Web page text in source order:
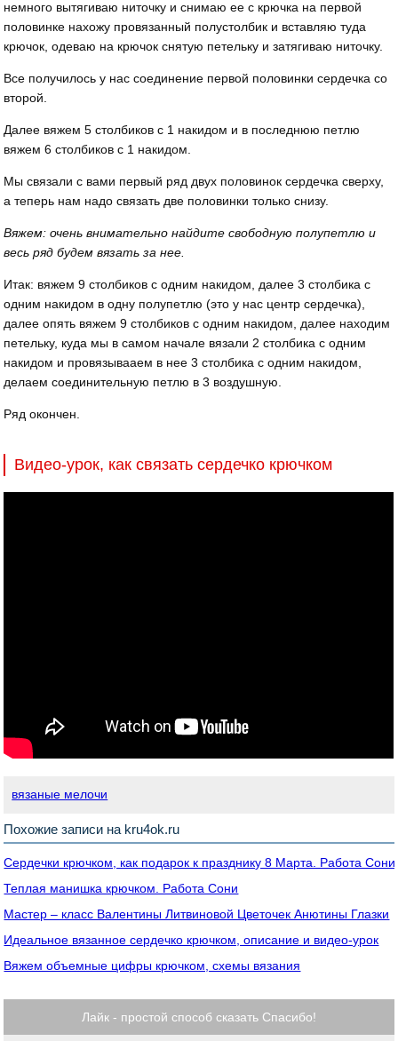
немного вытягиваю ниточку и снимаю ее с крючка на первой
половинке нахожу провязанный полустолбик и вставляю туда
крючок, одеваю на крючок снятую петельку и затягиваю ниточку.
Все получилось у нас соединение первой половинки сердечка со
второй.
Далее вяжем 5 столбиков с 1 накидом и в последнюю петлю
вяжем 6 столбиков с 1 накидом.
Мы связали с вами первый ряд двух половинок сердечка сверху,
а теперь нам надо связать две половинки только снизу.
Вяжем: очень внимательно найдите свободную полупетлю и
весь ряд будем вязать за нее.
Итак: вяжем 9 столбиков с одним накидом, далее 3 столбика с
одним накидом в одну полупетлю (это у нас центр сердечка),
далее опять вяжем 9 столбиков с одним накидом, далее находим
петельку, куда мы в самом начале вязали 2 столбика с одним
накидом и провязывааем в нее 3 столбика с одним накидом,
делаем соединительную петлю в 3 воздушную.
Ряд окончен.
Видео-урок, как связать сердечко крючком
вязаные мелочи
Похожие записи на kru4ok.ru
Сердечки крючком, как подарок к празднику 8 Марта. Работа Сони
Теплая манишка крючком. Работа Сони
Мастер – класс Валентины Литвиновой Цветочек Анютины Глазки
Идеальное вязанное сердечко крючком, описание и видео-урок
Вяжем объемные цифры крючком, схемы вязания
Лайк - простой способ сказать Спасибо!